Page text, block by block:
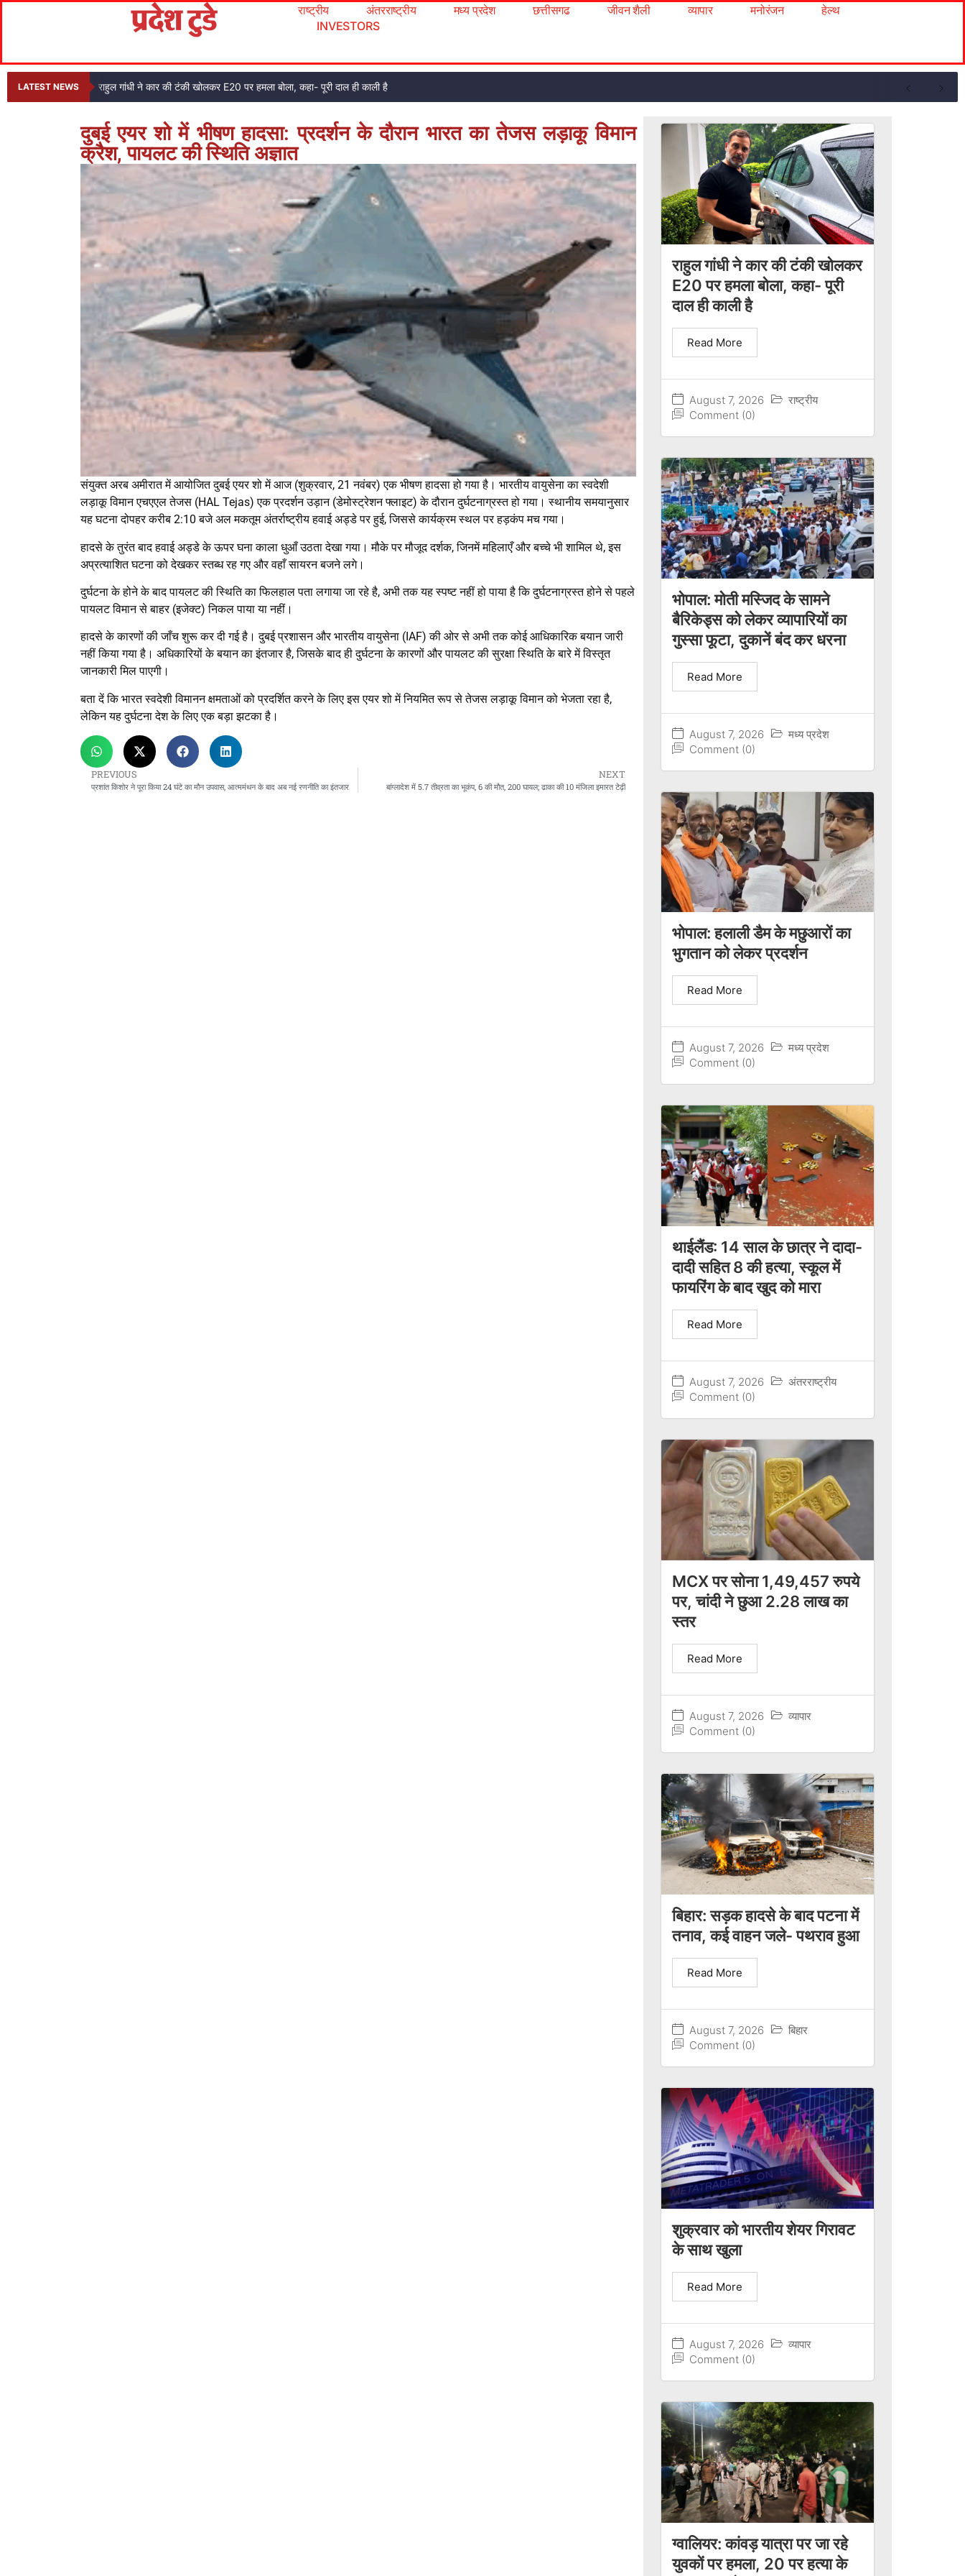
राष्ट्रीय अंतरराष्ट्रीय मध्य प्रदेश छत्तीसगढ जीवन शैली व्यापार मनोरंजन
हेल्थ
INVESTORS
LATEST NEWS राहुल गांधी ने कार की टंकी खोलकर E20 पर हमला बोला, कहा- पूरी दाल ही काली है
दुबई एयर शो में भीषण हादसा: प्रदर्शन के दौरान भारत का तेजस लड़ाकू विमान
क्रैश, पायलट की स्थिति अज्ञात
संयुक्त अरब अमीरात में आयोजित दुबई एयर शो में आज (शुक्रवार, 21 नवंबर) एक भीषण हादसा हो गया है। भारतीय वायुसेना का स्वदेशी
लड़ाकू विमान एचएएल तेजस (HAL Tejas) एक प्रदर्शन उड़ान (डेमोस्ट्रेशन फ्लाइट) के दौरान दुर्घटनाग्रस्त हो गया। स्थानीय समयानुसार
यह घटना दोपहर करीब 2:10 बजे अल मकतूम अंतर्राष्ट्रीय हवाई अड्डे पर हुई, जिससे कार्यक्रम स्थल पर हड़कंप मच गया।
हादसे के तुरंत बाद हवाई अड्डे के ऊपर घना काला धुआँ उठता देखा गया। मौके पर मौजूद दर्शक, जिनमें महिलाएँ और बच्चे भी शामिल थे, इस
अप्रत्याशित घटना को देखकर स्तब्ध रह गए और वहाँ सायरन बजने लगे।
दुर्घटना के होने के बाद पायलट की स्थिति का फिलहाल पता लगाया जा रहे है, अभी तक यह स्पष्ट नहीं हो पाया है कि दुर्घटनाग्रस्त होने से पहले
पायलट विमान से बाहर (इजेक्ट) निकल पाया या नहीं।
हादसे के कारणों की जाँच शुरू कर दी गई है। दुबई प्रशासन और भारतीय वायुसेना (IAF) की ओर से अभी तक कोई आधिकारिक बयान जारी
नहीं किया गया है। अधिकारियों के बयान का इंतजार है, जिसके बाद ही दुर्घटना के कारणों और पायलट की सुरक्षा स्थिति के बारे में विस्तृत
जानकारी मिल पाएगी।
बता दें कि भारत स्वदेशी विमानन क्षमताओं को प्रदर्शित करने के लिए इस एयर शो में नियमित रूप से तेजस लड़ाकू विमान को भेजता रहा है,
लेकिन यह दुर्घटना देश के लिए एक बड़ा झटका है।
PREVIOUS
प्रशांत किशोर ने पूरा किया 24 घंटे का मौन उपवास, आत्ममंथन के बाद अब नई रणनीति का इंतजार
NEXT
बांग्लादेश में 5.7 तीव्रता का भूकंप, 6 की मौत, 200 घायल; ढाका की 10 मंजिला इमारत टेढ़ी
राहुल गांधी ने कार की टंकी खोलकर
E20 पर हमला बोला, कहा- पूरी
दाल ही काली है
August 7, 2026
राष्ट्रीय
Comment (0)
Read More
भोपाल: मोती मस्जिद के सामने
बैरिकेड्स को लेकर व्यापारियों का
गुस्सा फूटा, दुकानें बंद कर धरना
August 7, 2026
मध्य प्रदेश
Comment (0)
Read More
भोपाल: हलाली डैम के मछुआरों का
भुगतान को लेकर प्रदर्शन
August 7, 2026
मध्य प्रदेश
Comment (0)
Read More
थाईलैंड: 14 साल के छात्र ने दादा-
दादी सहित 8 की हत्या, स्कूल में
फायरिंग के बाद खुद को मारा
August 7, 2026
अंतरराष्ट्रीय
Comment (0)
Read More
MCX पर सोना 1,49,457 रुपये
पर, चांदी ने छुआ 2.28 लाख का
स्तर
August 7, 2026
व्यापार
Comment (0)
Read More
बिहार: सड़क हादसे के बाद पटना में
तनाव, कई वाहन जले- पथराव हुआ
August 7, 2026
बिहार
Comment (0)
Read More
शुक्रवार को भारतीय शेयर गिरावट
के साथ खुला
August 7, 2026
व्यापार
Comment (0)
Read More
ग्वालियर: कांवड़ यात्रा पर जा रहे
युवकों पर हमला, 20 पर हत्या के